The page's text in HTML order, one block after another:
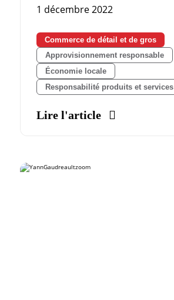
1 décembre 2022
Commerce de détail et de gros
Approvisionnement responsable
Économie locale
Responsabilité produits et services
Lire l'article